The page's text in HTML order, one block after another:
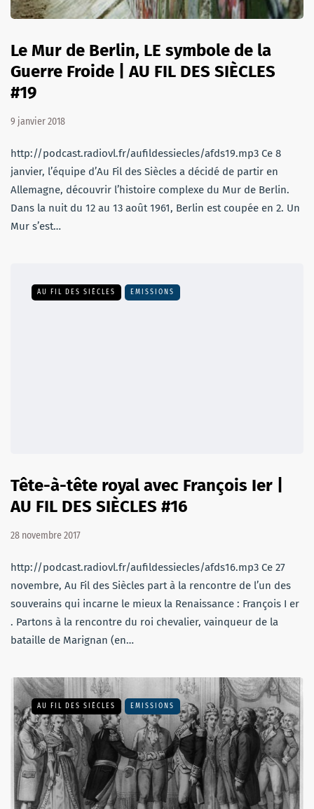
Le Mur de Berlin, LE symbole de la
Guerre Froide | AU FIL DES SIÈCLES
#19
9 janvier 2018
http://podcast.radiovl.fr/aufildessiecles/afds19.mp3 Ce 8
janvier, l’équipe d’Au Fil des Siècles a décidé de partir en
Allemagne, découvrir l’histoire complexe du Mur de Berlin.
Dans la nuit du 12 au 13 août 1961, Berlin est coupée en 2. Un
Mur s’est…
AU FIL DES SIÈCLES EMISSIONS
Tête-à-tête royal avec François Ier |
AU FIL DES SIÈCLES #16
28 novembre 2017
http://podcast.radiovl.fr/aufildessiecles/afds16.mp3 Ce 27
novembre, Au Fil des Siècles part à la rencontre de l’un des
souverains qui incarne le mieux la Renaissance : François I er
. Partons à la rencontre du roi chevalier, vainqueur de la
bataille de Marignan (en…
AU FIL DES SIÈCLES EMISSIONS